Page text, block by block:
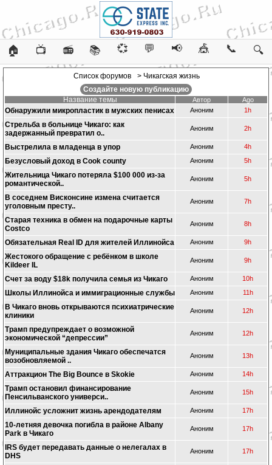
🏠 📺 📻 📚 💞 💬 📢 🎪 📞 🔍
Список форумов
> Чикагская жизнь
Создайте новую публикацию
Название темы
Автор Ago
Обнаружили микропластик в мужских пенисах Аноним 1h
Стрельба в больнице Чикаго: как
задержанный превратил о..
Аноним 2h
Выстрелила в младенца в упор Аноним 4h
Безусловый доход в Cook county Аноним 5h
Жительница Чикаго потеряла $100 000 из-за
романтической..
Аноним 5h
В соседнем Висконсине измена считается
уголовным престу..
Аноним 7h
Старая техника в обмен на подарочные карты
Costco
Аноним 8h
Обязательная Real ID для жителей Иллинойса Аноним 9h
Жестокого обращениe с ребёнком в школе
Kildeer IL
Аноним 9h
Счет за воду $18k получила семья из Чикаго Аноним 10h
Школы Иллинойса и иммиграционные службы Аноним 11h
В Чикаго вновь открываются психиатрические
клиники
Аноним 12h
Трамп предупреждает о возможной
экономической “депрессии”
Аноним 12h
Муниципальные здания Чикаго обеспечатся
возобновляемой ..
Аноним 13h
Аттракцион The Big Bounce в Skokie Аноним 14h
Трамп остановил финансирование
Пенсильванского универси..
Аноним 15h
Иллинойс усложнит жизнь арендодателям Аноним 17h
10-летняя девочка погибла в районе Albany
Park в Чикаго
Аноним 17h
IRS будет передавать данные о нелегалах в
DHS
Аноним 17h